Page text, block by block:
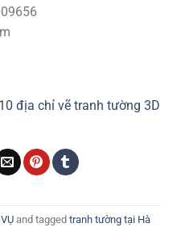
10 địa chỉ vẽ tranh tường 3D
and tagged tranh tường tại Hà